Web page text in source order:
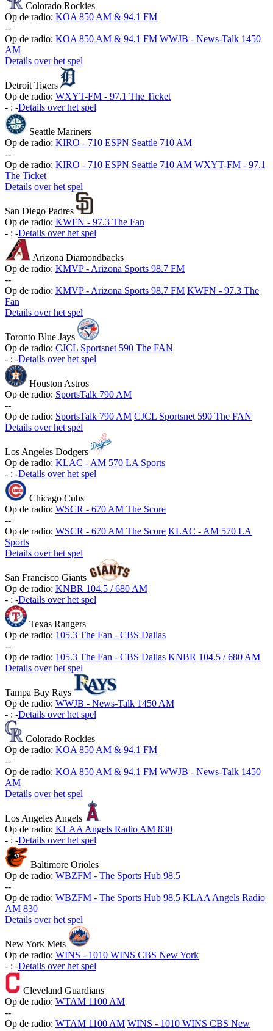
Colorado Rockies
Op de radio: KOA 850 AM & 94.1 FM
--
Op de radio: KOA 850 AM & 94.1 FM WWJB - News-Talk 1450
AM
Details over het spel
Detroit Tigers
Op de radio: WXYT-FM - 97.1 The Ticket
- : -Details over het spel
Seattle Mariners
Op de radio: KIRO - 710 ESPN Seattle 710 AM
--
Op de radio: KIRO - 710 ESPN Seattle 710 AM WXYT-FM - 97.1
The Ticket
Details over het spel
San Diego Padres
Op de radio: KWFN - 97.3 The Fan
- : -Details over het spel
Arizona Diamondbacks
Op de radio: KMVP - Arizona Sports 98.7 FM
--
Op de radio: KMVP - Arizona Sports 98.7 FM KWFN - 97.3 The
Fan
Details over het spel
Toronto Blue Jays
Op de radio: CJCL Sportsnet 590 The FAN
- : -Details over het spel
Houston Astros
Op de radio: SportsTalk 790 AM
--
Op de radio: SportsTalk 790 AM CJCL Sportsnet 590 The FAN
Details over het spel
Los Angeles Dodgers
Op de radio: KLAC - AM 570 LA Sports
- : -Details over het spel
Chicago Cubs
Op de radio: WSCR - 670 AM The Score
--
Op de radio: WSCR - 670 AM The Score KLAC - AM 570 LA
Sports
Details over het spel
San Francisco Giants
Op de radio: KNBR 104.5 / 680 AM
- : -Details over het spel
Texas Rangers
Op de radio: 105.3 The Fan - CBS Dallas
--
Op de radio: 105.3 The Fan - CBS Dallas KNBR 104.5 / 680 AM
Details over het spel
Tampa Bay Rays
Op de radio: WWJB - News-Talk 1450 AM
- : -Details over het spel
Colorado Rockies
Op de radio: KOA 850 AM & 94.1 FM
--
Op de radio: KOA 850 AM & 94.1 FM WWJB - News-Talk 1450
AM
Details over het spel
Los Angeles Angels
Op de radio: KLAA Angels Radio AM 830
- : -Details over het spel
Baltimore Orioles
Op de radio: WBZFM - The Sports Hub 98.5
--
Op de radio: WBZFM - The Sports Hub 98.5 KLAA Angels Radio
AM 830
Details over het spel
New York Mets
Op de radio: WINS - 1010 WINS CBS New York
- : -Details over het spel
Cleveland Guardians
Op de radio: WTAM 1100 AM
--
Op de radio: WTAM 1100 AM WINS - 1010 WINS CBS New